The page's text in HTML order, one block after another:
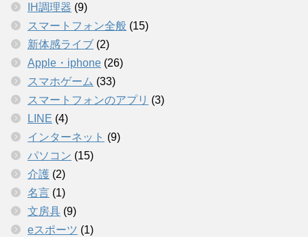
IH調理器 (9)
スマートフォン全般 (15)
新体感ライブ (2)
Apple・iphone (26)
スマホゲーム (33)
スマートフォンのアプリ (3)
LINE (4)
インターネット (9)
パソコン (15)
介護 (2)
名言 (1)
文房具 (9)
eスポーツ (1)